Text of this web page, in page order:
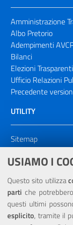
USIAMO I
Questo sito utilizza
parti che
questi ultimi
esplicito, tramite il
Amministrazione
Albo Pretorio
Adempimenti
Bilanci
Elezioni Trasparenti
Ufficio Relazioni
Precedente
UTILITY
Sitemap
Dichiarazione di
NOTE LEGALI
Privacy